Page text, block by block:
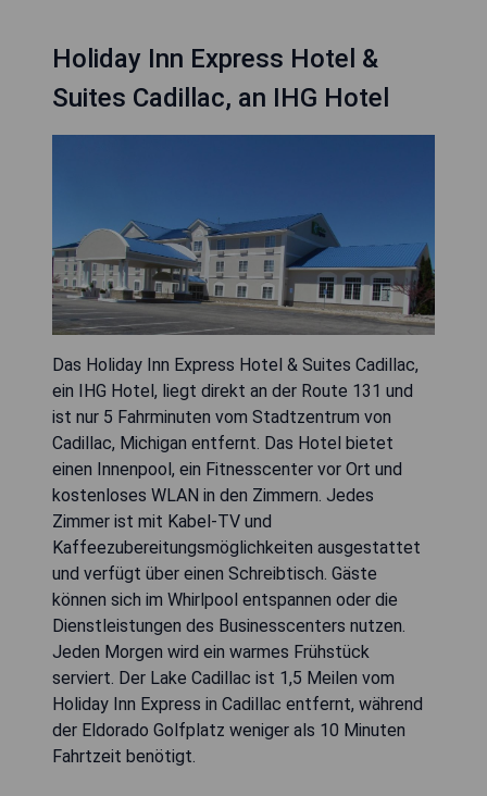
Holiday Inn Express Hotel &
Suites Cadillac, an IHG Hotel
Das Holiday Inn Express Hotel & Suites Cadillac,
ein IHG Hotel, liegt direkt an der Route 131 und
ist nur 5 Fahrminuten vom Stadtzentrum von
Cadillac, Michigan entfernt. Das Hotel bietet
einen Innenpool, ein Fitnesscenter vor Ort und
kostenloses WLAN in den Zimmern. Jedes
Zimmer ist mit Kabel-TV und
Kaffeezubereitungsmöglichkeiten ausgestattet
und verfügt über einen Schreibtisch. Gäste
können sich im Whirlpool entspannen oder die
Dienstleistungen des Businesscenters nutzen.
Jeden Morgen wird ein warmes Frühstück
serviert. Der Lake Cadillac ist 1,5 Meilen vom
Holiday Inn Express in Cadillac entfernt, während
der Eldorado Golfplatz weniger als 10 Minuten
Fahrtzeit benötigt.